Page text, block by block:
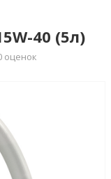
40 (5л)
оценок